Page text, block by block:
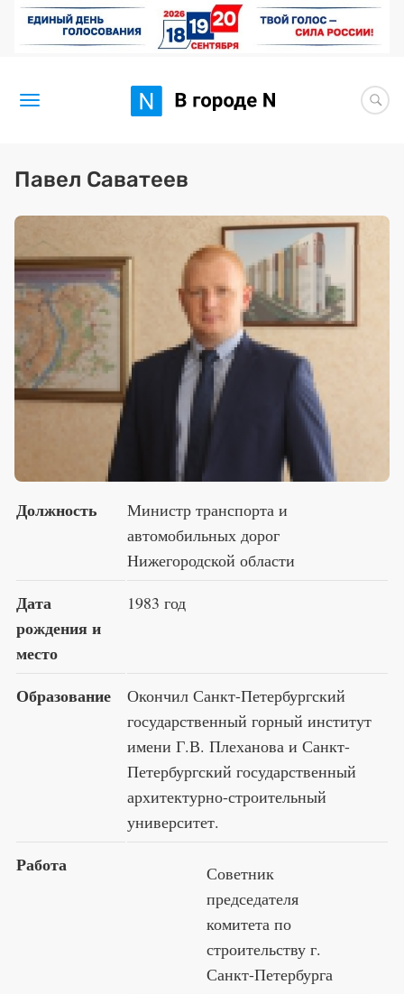
Новости
Здоровье
BORЩ
Искусство исцелять
Премия 2026 (текущая)
Премия 2025
Эксперты
Павел Саватеев
Должность
Министр транспорта и
автомобильных дорог
Нижегородской области
Дата
рождения и
место
1983 год
Образование
Окончил Санкт-Петербургский
государственный горный институт
имени Г.В. Плеханова и Санкт-
Петербургский государственный
архитектурно-строительный
университет.
Работа
Советник
председателя
комитета по
строительству г.
Санкт-Петербурга